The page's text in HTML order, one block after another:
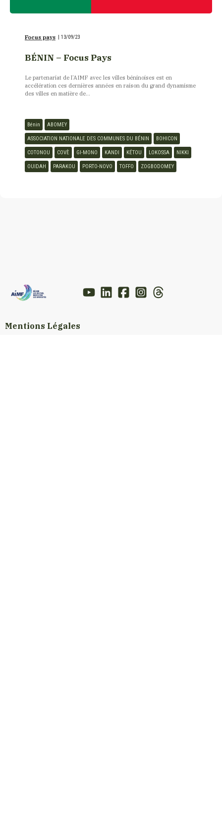
Focus pays 13/09/23
BÉNIN – Focus Pays
Le partenariat de l’AIMF avec les villes béninoises est en
accélération ces dernières années en raison du grand dynamisme
des villes en matière de...
Bénin ABOMEY
ASSOCIATION NATIONALE DES COMMUNES DU BÉNIN BOHICON
COTONOU COVÈ GI-MONO KANDI KÉTOU LOKOSSA NIKKI
OUIDAH PARAKOU PORTO-NOVO TOFFO ZOGBODOMEY
Mentions Légales